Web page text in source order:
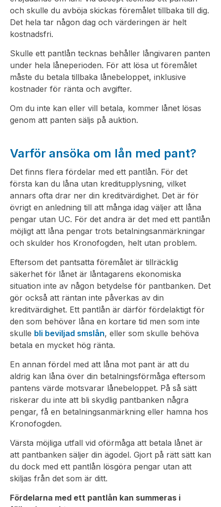
och skulle du avböja skickas föremålet tillbaka till dig.
Det hela tar någon dag och värderingen är helt
kostnadsfri.
Skulle ett pantlån tecknas behåller långivaren panten
under hela låneperioden. För att lösa ut föremålet
måste du betala tillbaka lånebeloppet, inklusive
kostnader för ränta och avgifter.
Om du inte kan eller vill betala, kommer lånet lösas
genom att panten säljs på auktion.
Varför ansöka om lån med pant?
Det finns flera fördelar med ett pantlån. För det
första kan du låna utan kreditupplysning, vilket
annars ofta drar ner din kreditvärdighet. Det är för
övrigt en anledning till att många idag väljer att låna
pengar utan UC. För det andra är det med ett pantlån
möjligt att låna pengar trots betalningsanmärkningar
och skulder hos Kronofogden, helt utan problem.
Eftersom det pantsatta föremålet är tillräcklig
säkerhet för lånet är låntagarens ekonomiska
situation inte av någon betydelse för pantbanken. Det
gör också att räntan inte påverkas av din
kreditvärdighet. Ett pantlån är därför fördelaktigt för
den som behöver låna en kortare tid men som inte
skulle bli beviljad smslån, eller som skulle behöva
betala en mycket hög ränta.
En annan fördel med att låna mot pant är att du
aldrig kan låna över din betalningsförmåga eftersom
pantens värde motsvarar lånebeloppet. På så sätt
riskerar du inte att bli skydlig pantbanken några
pengar, få en betalningsanmärkning eller hamna hos
Kronofogden.
Värsta möjliga utfall vid oförmåga att betala lånet är
att pantbanken säljer din ägodel. Gjort på rätt sätt kan
du dock med ett pantlån lösgöra pengar utan att
skiljas från det som är ditt.
Fördelarna med ett pantlån kan summeras i